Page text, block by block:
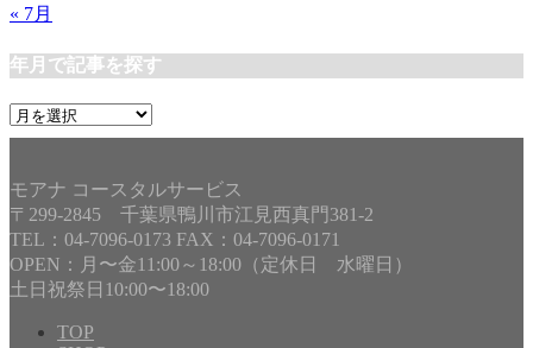
« 7月
年月で記事を探す
年
月
記
事
を
探
す
モアナ コースタルサービス
〒299-2845 千葉県鴨川市江見西真門381-2
TEL：04-7096-0173 FAX：04-7096-0171
OPEN：月〜金11:00～18:00（定休日 水曜日）
土日祝祭日10:00〜18:00
TOP